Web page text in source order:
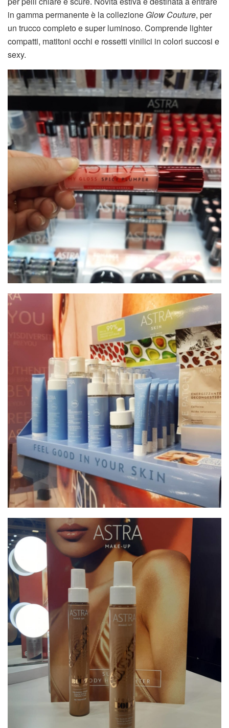
in gamma permanente è la collezione Glow Couture, per
un trucco completo e super luminoso. Comprende lighter
compatti, matitoni occhi e rossetti vinilici in colori succosi e
sexy.